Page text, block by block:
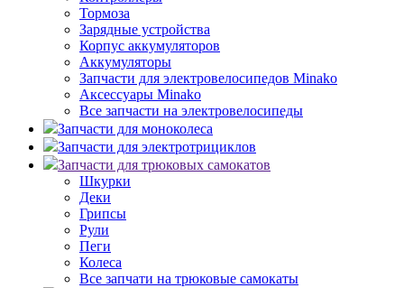
Тормоза
Зарядные устройства
Корпус аккумуляторов
Аккумуляторы
Запчасти для электровелосипедов Minako
Аксессуары Minako
Все запчасти на электровелосипеды
Запчасти для моноколеса
Запчасти для электротрициклов
Запчасти для трюковых самокатов
Шкурки
Деки
Грипсы
Рули
Пеги
Колеса
Все запчати на трюковые самокаты